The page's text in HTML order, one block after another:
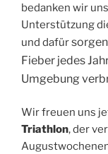
bedanken wir
Unterstützung
und dafür
Fieber jedes
Umgebung
Wir freuen uns
Triathlon, der